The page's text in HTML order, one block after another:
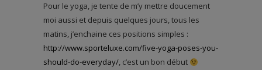
Pour le yoga, je tente de m’y mettre doucement
moi aussi et depuis quelques jours, tous les
matins, j’enchaine ces positions simples :
http://www.sporteluxe.com/five-yoga-poses-you-
should-do-everyday/, c’est un bon début